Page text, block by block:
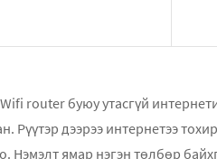
router буюу утасгүй
дээрээ интернетээ
Нэмэлт ямар нэгэн төлбөр